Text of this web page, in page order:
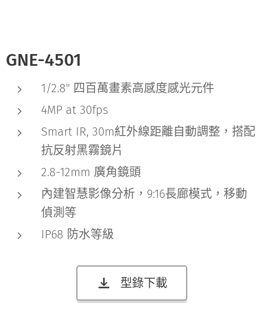
GNE-4501
1/2.8" 四百萬畫素高感度感光元件
4MP at 30fps
Smart IR, 30m紅外線距離自動調整，搭配
抗反射黑霧鏡片
2.8-12mm 廣角鏡頭
內建智慧影像分析，9:16長廊模式，移動
偵測等
IP68 防水等級
型錄下載